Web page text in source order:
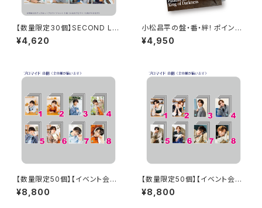
【数量限定30個】SECOND LIN
E Presents みんなに会いに行
くよ! 第49回 in 静岡 開催記念
¥4,620
小松昌平の盤・番・絆! ポイント
カード特典撮影記念 フォトブッ
ク
¥4,950
【数量限定50個】【イベント会場
特典付き】SECOND LINE Pre
sents みんなに会いに行くよ!
¥8,800
【数量限定50個】【イベント会場
特典付き】SECOND LINE Pre
sents みんなに会いに行くよ!
¥8,800